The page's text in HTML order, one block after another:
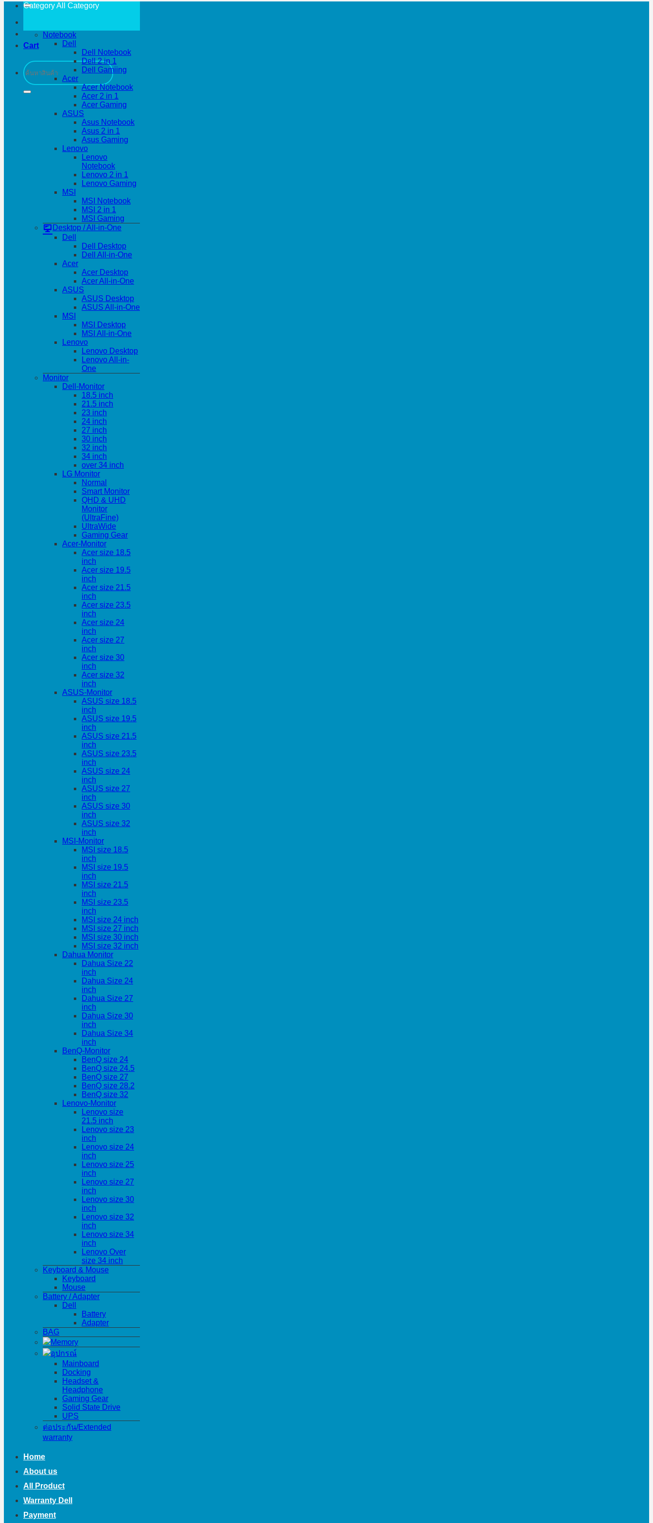
Cart
Search
for:
Category All Category
Notebook
Dell
Dell Notebook
Dell 2 in 1
Dell Gamiing
Acer
Acer Notebook
Acer 2 in 1
Acer Gaming
ASUS
Asus Notebook
Asus 2 in 1
Asus Gaming
Lenovo
Lenovo
Notebook
Lenovo 2 in 1
Lenovo Gaming
MSI
MSI Notebook
MSI 2 in 1
MSI Gaming
Desktop / All-in-One
Dell
Dell Desktop
Dell All-in-One
Acer
Acer Desktop
Acer All-in-One
ASUS
ASUS Desktop
ASUS All-in-One
MSI
MSI Desktop
MSI All-in-One
Lenovo
Lenovo Desktop
Lenovo All-in-
One
Monitor
Dell-Monitor
18.5 inch
21.5 inch
23 inch
24 inch
27 inch
30 inch
32 inch
34 inch
over 34 inch
LG Monitor
Normal
Smart Monitor
QHD & UHD
Monitor
(UltraFine)
UltraWide
Gaming Gear
Acer-Monitor
Acer size 18.5
inch
Acer size 19.5
inch
Acer size 21.5
inch
Acer size 23.5
inch
Acer size 24
inch
Acer size 27
inch
Acer size 30
inch
Acer size 32
inch
ASUS-Monitor
ASUS size 18.5
inch
ASUS size 19.5
inch
ASUS size 21.5
inch
ASUS size 23.5
inch
ASUS size 24
inch
ASUS size 27
inch
ASUS size 30
inch
ASUS size 32
inch
MSI-Monitor
MSI size 18.5
inch
MSI size 19.5
inch
MSI size 21.5
inch
MSI size 23.5
inch
MSI size 24 inch
MSI size 27 inch
MSI size 30 inch
MSI size 32 inch
Dahua Monitor
Dahua Size 22
inch
Dahua Size 24
inch
Dahua Size 27
inch
Dahua Size 30
inch
Dahua Size 34
inch
BenQ-Monitor
BenQ size 24
BenQ size 24.5
BenQ size 27
BenQ size 28.2
BenQ size 32
Lenovo-Monitor
Lenovo size
21.5 inch
Lenovo size 23
inch
Lenovo size 24
inch
Lenovo size 25
inch
Lenovo size 27
inch
Lenovo size 30
inch
Lenovo size 32
inch
Lenovo size 34
inch
Lenovo Over
size 34 inch
Keyboard & Mouse
Keyboard
Mouse
Battery / Adapter
Dell
Battery
Adapter
BAG
Memory
อุปกรณ์
Mainboard
Docking
Headset &
Headphone
Gaming Gear
Solid State Drive
UPS
ต่อประกัน/Extended
warranty
Home
About us
All Product
Warranty Dell
Payment